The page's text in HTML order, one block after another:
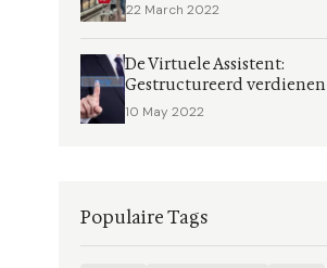
22 March 2022
De Virtuele Assistent:
Gestructureerd verdienen
10 May 2022
Populaire Tags